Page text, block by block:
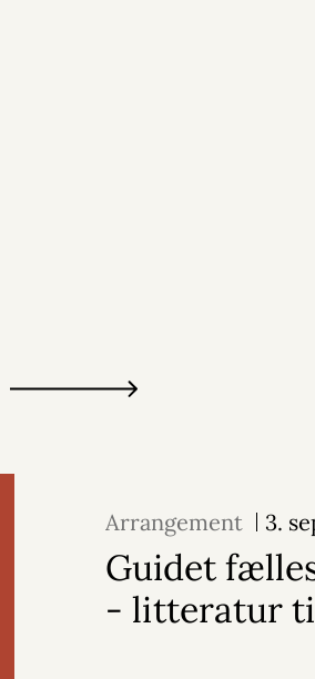
Arrangement 3.
Guidet
- litteratur